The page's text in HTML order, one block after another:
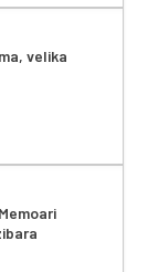
velika